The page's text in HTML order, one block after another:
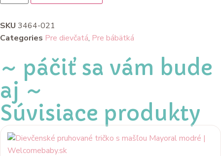
SKU 3464-021
Categories Pre dievčatá, Pre bábätká
~ páčiť sa vám bude
aj ~
Súvisiace produkty